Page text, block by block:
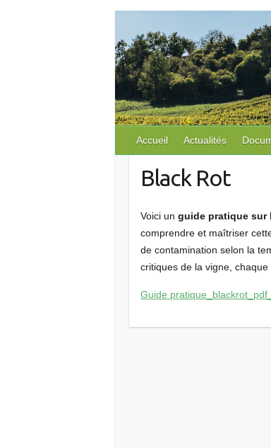
Accueil Actualités
Black Rot
Voici unguide pratiquesur
comprendre et maîtriser
de contamination selon la
critiques de la vigne, chaque
Guide